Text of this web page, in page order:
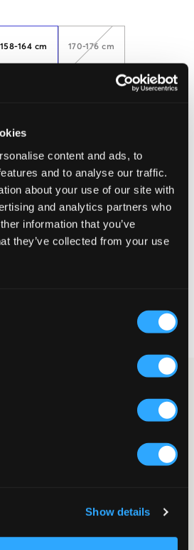
content and ads, to
and to analyse our traffic.
about your use of our site with
and analytics partners who
information that you’ve
they’ve collected from your use
Show details
158-164 cm 170-176 cm
Perfekt
i siden. Match gerne disse sammen
for et helt sæt.